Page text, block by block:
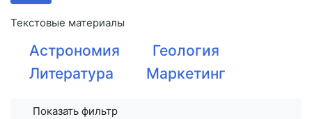
Текстовые материалы
Астрономия
Геология
Литература
Маркетинг
Показать фильтр